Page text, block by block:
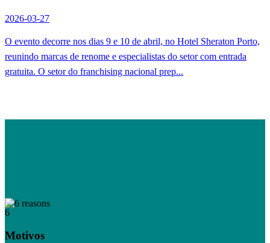
2026-03-27
O evento decorre nos dias 9 e 10 de abril, no Hotel Sheraton Porto,
reunindo marcas de renome e especialistas do setor com entrada
gratuita. O setor do franchising nacional prep...
6
Motivos